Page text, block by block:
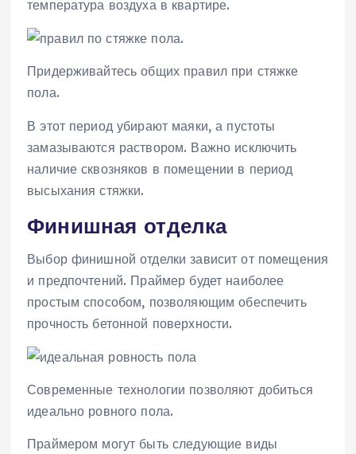
температура воздуха в квартире.
Придерживайтесь общих правил при стяжке
пола.
В этот период убирают маяки, а пустоты
замазываются раствором. Важно исключить
наличие сквозняков в помещении в период
высыхания стяжки.
Финишная отделка
Выбор финишной отделки зависит от помещения
и предпочтений. Праймер будет наиболее
простым способом, позволяющим обеспечить
прочность бетонной поверхности.
Современные технологии позволяют добиться
идеально ровного пола.
Праймером могут быть следующие виды